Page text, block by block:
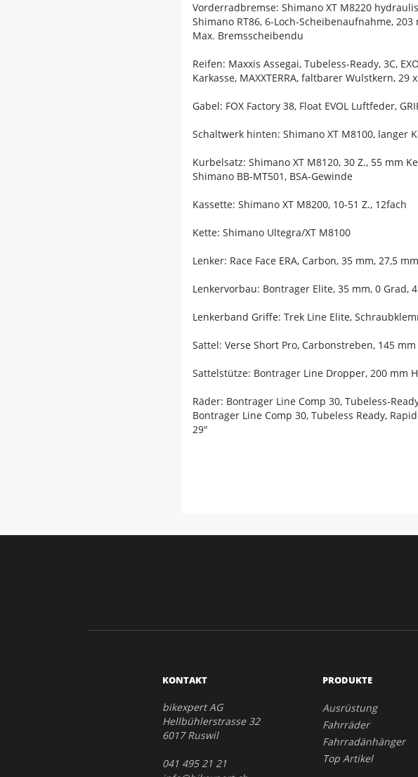
Vorderradbremse: Shimano XT M8220
Shimano RT86, 6-Loch-Scheibenaufnahme,
Max. Bremsscheibendu
Reifen: Maxxis Assegai, Tubeless-Ready, 3C,
Karkasse, MAXXTERRA, faltbarer Wulstkern, 29
Gabel: FOX Factory 38, Float EVOL Luftfeder,
Schaltwerk hinten: Shimano XT M8100, langer
Kurbelsatz: Shimano XT M8120, 30 Z., 55 mm
Shimano BB-MT501, BSA-Gewinde
Kassette: Shimano XT M8200, 10-51 Z., 12fach
Kette: Shimano Ultegra/XT M8100
Lenker: Race Face ERA, Carbon, 35 mm, 27,5
Lenkervorbau: Bontrager Elite, 35 mm, 0 Grad,
Lenkerband Griffe: Trek Line Elite,
Sattel: Verse Short Pro, Carbonstreben, 145
Sattelstütze: Bontrager Line Dropper, 200 mm
Räder: Bontrager Line Comp 30, Tubeless-
Bontrager Line Comp 30, Tubeless Ready,
29"
KONTAKT
bikexpert AG
Hellbühlerstrasse 32
6017 Ruswil
041 495 21 21
PRODUKTE
Ausrüstung
Fahrräder
Fahrradänhänger
Top Artikel